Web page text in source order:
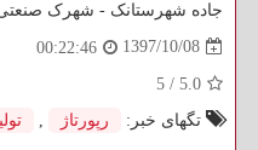
جاده شهرستانک - شهرک صنعتی
1397/10/08
00:22:46
5.0
/
5
تگهای خبر:
رپورتاژ